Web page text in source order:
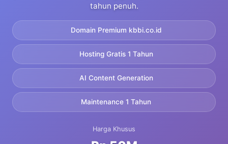
tahun penuh.
Domain Premium kbbi.co.id
Hosting Gratis 1 Tahun
AI Content Generation
Maintenance 1 Tahun
Harga Khusus